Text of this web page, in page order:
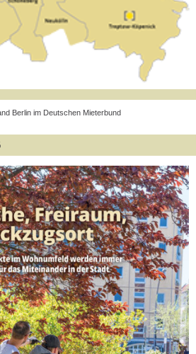
Berlin im Deutschen Mieterbund